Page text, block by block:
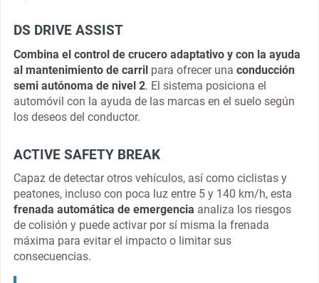
DS DRIVE ASSIST
Combina el control de crucero adaptativo y con la ayuda
al mantenimiento de carrilpara ofrecer una conducción
semi autónoma de nivel 2. El sistema posiciona el
automóvil con la ayuda de las marcas en el suelo según
los deseos del conductor.
ACTIVE SAFETY BREAK
Capaz de detectar otros vehículos, así como ciclistas y
peatones, incluso con poca luz entre 5 y 140 km/h, esta
frenada automática de emergencia analiza los riesgos
de colisión y puede activar por sí misma la frenada
máxima para evitar el impacto o limitar sus
consecuencias.